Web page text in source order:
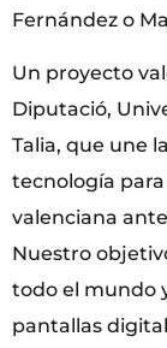
Fernández o
Un proyecto
Diputació,
Talia, que une
tecnología
valenciana
Nuestro
todo el mundo
pantallas